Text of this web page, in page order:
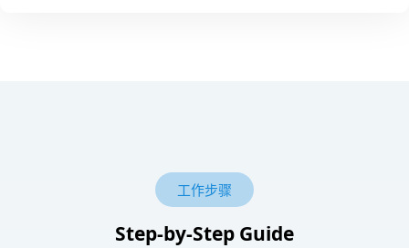
工作步骤
Step-by-Step Guide